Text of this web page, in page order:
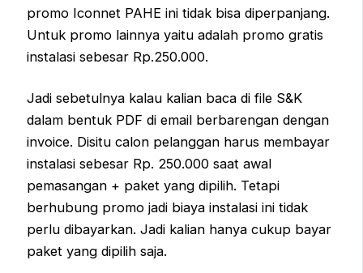
promo Iconnet PAHE ini tidak bisa diperpanjang.
Untuk promo lainnya yaitu adalah promo gratis
instalasi sebesar Rp.250.000.
Jadi sebetulnya kalau kalian baca di file S&K
dalam bentuk PDF di email berbarengan dengan
invoice. Disitu calon pelanggan harus membayar
instalasi sebesar Rp. 250.000 saat awal
pemasangan + paket yang dipilih. Tetapi
berhubung promo jadi biaya instalasi ini tidak
perlu dibayarkan. Jadi kalian hanya cukup bayar
paket yang dipilih saja.